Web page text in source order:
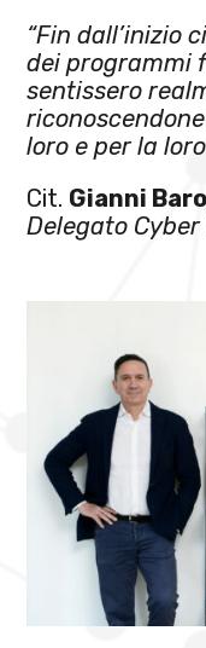
“Fin dall’inizio
dei programmi
sentissero
loro e per la
Cit. Gianni
Delegato Cyber